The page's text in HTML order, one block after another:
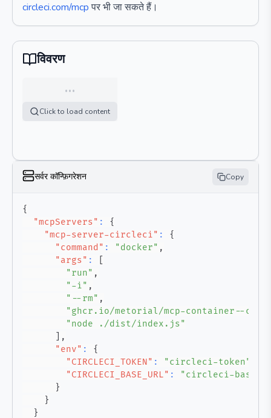
circleci.com/mcpपर भी जा सकते हैं।
विवरण
…
Click to load content
सर्वर कॉन्फ़िगरेशन Copy
{
"mcpServers" :
{
"mcp-server-circleci" :
{
"command" : "docker" ,
"args" :
"run" ,
"-i" ,
"--rm" ,
"ghcr.io/metorial/mcp-container--
"node ./dist/index.js"
,
"env" :
{
"CIRCLECI_TOKEN" : "circleci-token"
"CIRCLECI_BASE_URL" :
"circleci-base-
}
}
}